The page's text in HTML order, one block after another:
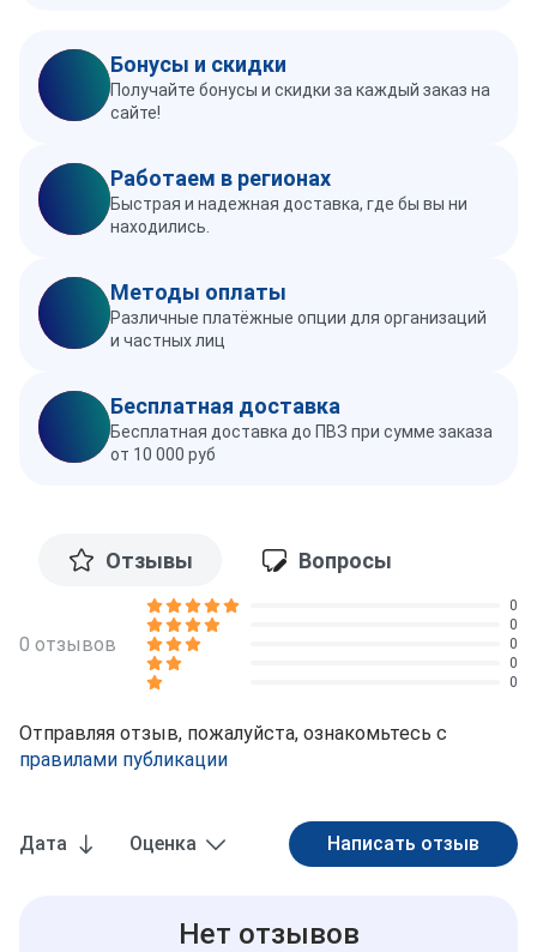
Бонусы и скидки
Получайте бонусы и скидки за каждый заказ на
сайте!
Работаем в регионах
Быстрая и надежная доставка, где бы вы ни
находились.
Методы оплаты
Различные платёжные опции для организаций
и частных лиц
Бесплатная доставка
Бесплатная доставка до ПВЗ при сумме заказа
от 10 000 руб
Отзывы Вопросы
Дата Оценка
Нет отзывов
0 отзывов
0
0
0
0
0
Отправляя отзыв, пожалуйста, ознакомьтесь с
правилами публикации